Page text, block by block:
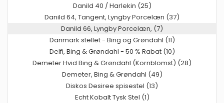
Danild 40 / Harlekin (25)
Danild 64, Tangent, Lyngby Porcelæn (37)
Danild 66, Lyngby Porcelæn, (7)
Danmark stellet - Bing og Grøndahl (11)
Delfi, Bing & Grøndahl - 50 % Rabat (10)
Demeter Hvid Bing & Grøndahl (Kornblomst) (28)
Demeter, Bing & Grøndahl (49)
Diskos Desiree spisestel (13)
Echt Kobalt Tysk Stel (1)